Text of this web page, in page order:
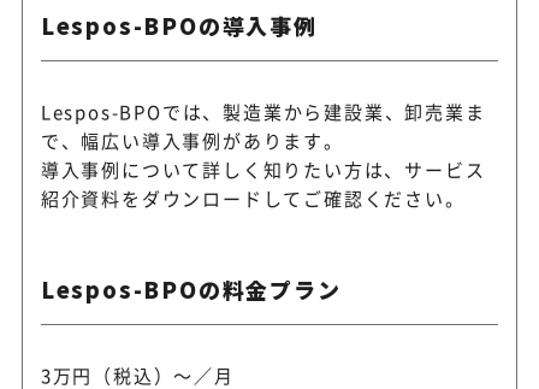
Lespos-BPOの導入事例
Lespos-BPOでは、製造業から建設業、卸売業ま
で、幅広い導入事例があります。
導入事例について詳しく知りたい方は、 サービス
紹介資料をダウンロードしてご確認ください。
Lespos-BPOの料金プラン
3万円（税込）～／月